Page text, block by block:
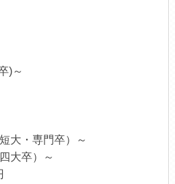
)～
大・専門卒）～
卒）～